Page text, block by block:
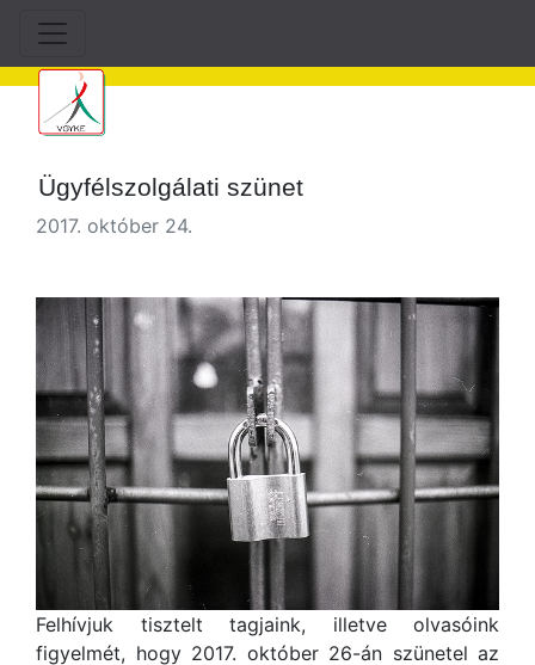
Ügyfélszolgálati szünet
2017. október 24.
Felhívjuk tisztelt tagjaink, illetve olvasóink
figyelmét, hogy 2017. október 26-án szünetel az